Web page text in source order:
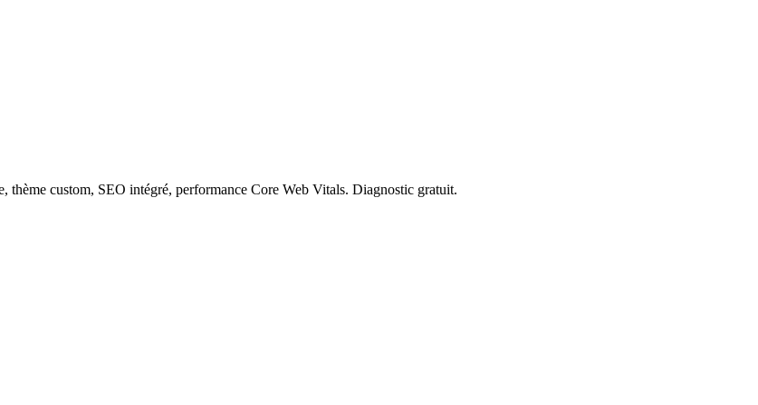
thème custom, SEO intégré, performance Core Web Vitals. Diagnostic gratuit.